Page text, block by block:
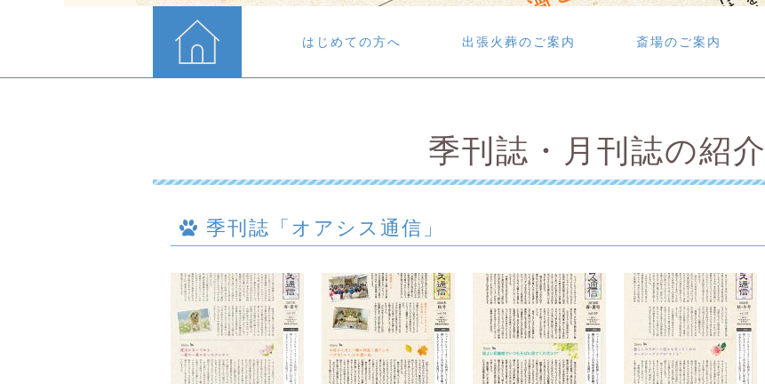
はじめての方へ 出張火葬のご案内 斎場のご案内
季刊誌・月刊誌の紹介
季刊誌「オアシス通信」